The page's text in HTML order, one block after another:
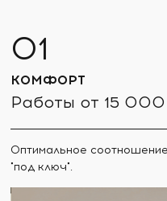
КОМФОРТ
Работы от 15 000
Оптимальное
"под ключ".